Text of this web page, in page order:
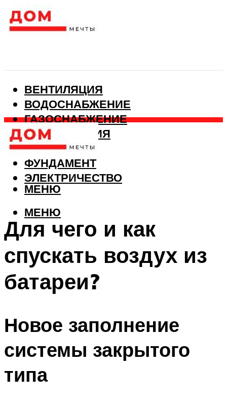
ВЕНТИЛЯЦИЯ
ВОДОСНАБЖЕНИЕ
ГАЗОСНАБЖЕНИЕ
КАНАЛИЗАЦИЯ
ОТОПЛЕНИЕ
ФУНДАМЕНТ
ЭЛЕКТРИЧЕСТВО
МЕНЮ
МЕНЮ
Для чего и как
спускать воздух из
батареи?
Новое заполнение
системы закрытого
типа